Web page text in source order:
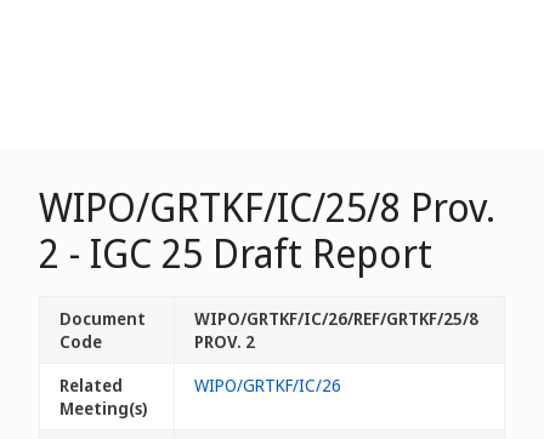
WIPO/GRTKF/IC/25/8 Prov.
2 - IGC 25 Draft Report
Document
Code
WIPO/GRTKF/IC/26/REF/GRTKF/25/8
PROV. 2
Related
Meeting(s)
WIPO/GRTKF/IC/26